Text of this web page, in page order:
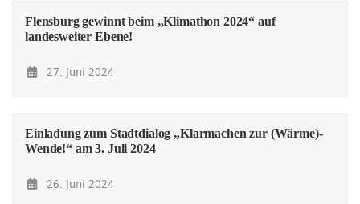
Flensburg gewinnt beim „Klimathon 2024“ auf
landesweiter Ebene!
27. Juni 2024
Einladung zum Stadtdialog „Klarmachen zur (Wärme)-
Wende!“ am 3. Juli 2024
26. Juni 2024